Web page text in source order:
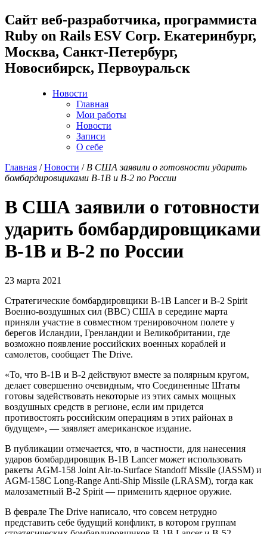
Cайт веб-разработчика, программиста
Ruby on Rails ESV Corp. Екатеринбург,
Москва, Санкт-Петербург,
Новосибирск, Первоуральск
Новости
Главная
Мои работы
Новости
Записи
О себе
Главная /Новости / В США заявили о готовности ударить
бомбардировщиками B-1B и B-2 по России
В США заявили о готовности
ударить бомбардировщиками
B-1B и B-2 по России
23 марта 2021
Стратегические бомбардировщики B-1B Lancer и B-2 Spirit
Военно-воздушных сил (ВВС) США в середине марта
приняли участие в совместном тренировочном полете у
берегов Исландии, Гренландии и Великобритании, где
возможно появление российских военных кораблей и
самолетов, сообщает The Drive.
«То, что B-1B и B-2 действуют вместе за полярным кругом,
делает совершенно очевидным, что Соединенные Штаты
готовы задействовать некоторые из этих самых мощных
воздушных средств в регионе, если им придется
противостоять российским операциям в этих районах в
будущем», — заявляет американское издание.
В публикации отмечается, что, в частности, для нанесения
ударов бомбардировщик B-1B Lancer может использовать
ракеты AGM-158 Joint Air-to-Surface Standoff Missile (JASSM) и
AGM-158C Long-Range Anti-Ship Missile (LRASM), тогда как
малозаметный B-2 Spirit — применить ядерное оружие.
В феврале The Drive написало, что совсем нетрудно
представить себе будущий конфликт, в котором группам